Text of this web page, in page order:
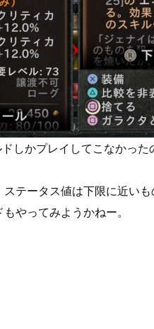
しかプレイしてこなかっ
テータス値は下限に近い
やってみようかねー。